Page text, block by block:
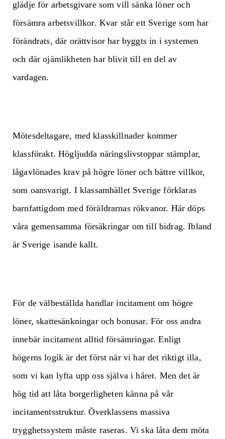
glädje för arbetsgivare som vill sänka löner och
försämra arbetsvillkor. Kvar står ett Sverige som har
förändrats, där orättvisor har byggts in i systemen
och där ojämlikheten har blivit till en del av
vardagen.
Mötesdeltagare, med klasskillnader kommer
klassförakt. Högljudda näringslivstoppar stämplar,
lågavlönades krav på högre löner och bättre villkor,
som oansvarigt. I klassamhället Sverige förklaras
barnfattigdom med föräldrarnas rökvanor. Här döps
våra gemensamma försäkringar om till bidrag. Ibland
är Sverige isande kallt.
För de välbeställda handlar incitament om högre
löner, skattesänkningar och bonusar. För oss andra
innebär incitament alltid försämringar. Enligt
högerns logik är det först när vi har det riktigt illa,
som vi kan lyfta upp oss själva i håret. Men det är
hög tid att låta borgerligheten känna på vår
incitamentsstruktur. Överklassens massiva
trygghetssystem måste raseras. Vi ska låta dem möta